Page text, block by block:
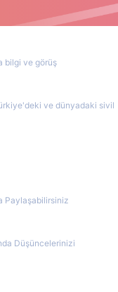
bilgi ve görüş
ve dünyadaki sivil
Paylaşabilirsiniz
Düşüncelerinizi